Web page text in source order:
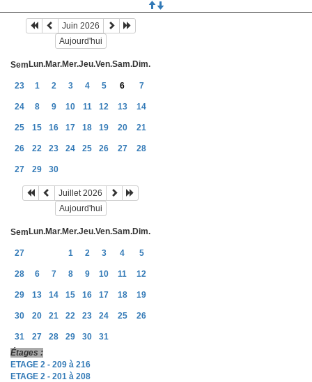
Juin 2026
Aujourd'hui
Sem Lun.Mar.Mer.Jeu.Ven.Sam.Dim.
23 1 2 3 4 5 6 7
24 8 9 10 11 12 13 14
25 15 16 17 18 19 20 21
26 22 23 24 25 26 27 28
27 29 30
Juillet 2026
Aujourd'hui
Sem Lun.Mar.Mer.Jeu.Ven.Sam.Dim.
27 1 2 3 4 5
28 6 7 8 9 10 11 12
29 13 14 15 16 17 18 19
30 20 21 22 23 24 25 26
31 27 28 29 30
31
Étages :
ETAGE 2 - 209 à 216
ETAGE 2 - 201 à 208